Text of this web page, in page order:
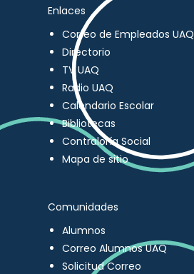
Enlaces
Correo de Empleados UAQ
Directorio
TV UAQ
Radio UAQ
Calendario Escolar
Bibliotecas
Contraloría Social
Mapa de sitio
Comunidades
Alumnos
Correo Alumnos UAQ
Solicitud Correo